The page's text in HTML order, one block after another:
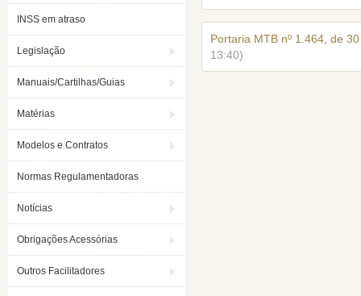
INSS em atraso
Legislação
Manuais/Cartilhas/Guias
Matérias
Modelos e Contratos
Normas Regulamentadoras
Notícias
Obrigações Acessórias
Outros Facilitadores
Portaria MTB nº 1.464, de
13:40)